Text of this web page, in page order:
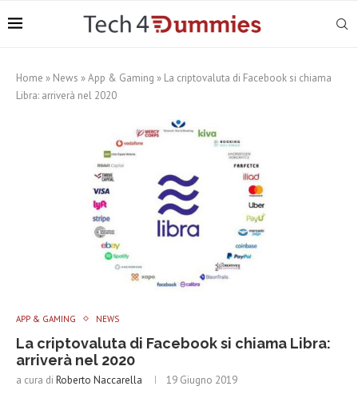
Home » News »App & Gaming » La criptovaluta di Facebook si chiama
Libra: arriverà nel 2020
APP & GAMING NEWS
La criptovaluta di Facebook si chiama Libra:
arriverà nel 2020
a cura di Roberto Naccarella 19 Giugno 2019